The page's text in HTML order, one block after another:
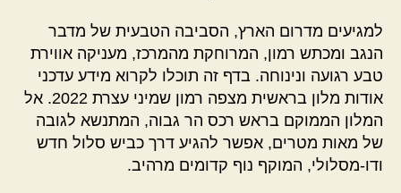
למגיעים מדרום הארץ, הסביבה הטבעית של מדבר
הנגב ומכתש רמון, המרוחקת מהמרכז, מעניקה אווירת
טבע רגועה ונינוחה. בדף זה תוכלו לקרוא מידע עדכני
אודות מלון בראשית מצפה רמון שמיני עצרת 2022. אל
המלון הממוקם בראש רכס הר גבוה, המתנשא לגובה
של מאות מטרים, אפשר להגיע דרך כביש סלול חדש
ודו-מסלולי, המוקף נוף קדומים מרהיב.